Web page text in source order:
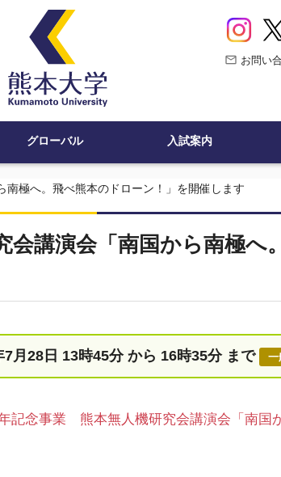
mail_outline お問い
グローバル 入試案内
南極へ。飛べ熊本のドローン！」を開催します
会講演会「南国から南極へ
7月28日 13時45分 から 16時35分 まで 一
記念事業 熊本無人機研究会講演会「南国